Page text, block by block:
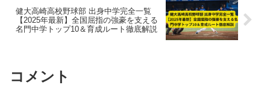
健大高崎高校野球部 出身中学完全一覧
【2025年最新】全国屈指の強豪を支える
名門中学トップ10＆育成ルート徹底解説
コメント